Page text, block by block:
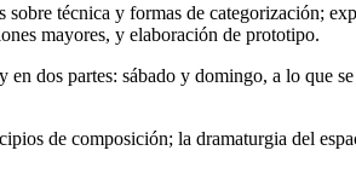
técnica y formas de categorización;
mayores, y elaboración de prototipo.
dos partes: sábado y domingo, a lo que
de composición; la dramaturgia del